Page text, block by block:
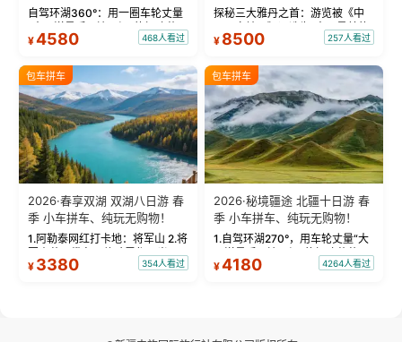
物！
自驾环湖360°：用一圈车轮丈量
“大西洋最后一滴眼泪”的极致蔚
蓝。 赛湖旅拍：甄选多款风格服
绝美瞬间。 赛湖坦克300跟车视
频：专业摄影师...
¥4580 468人看过
探秘三大雅丹之首：游览被《中
国国家地理》评选为“中国最美的
三大雅丹”第一名的克拉玛依魔鬼
瓦人最大村落——禾木村，欣赏
晨雾与小木...
¥ 8500 257人看过
包车拼车
2026·春享双湖 双湖八日游 春
季 小车拼车、纯玩无购物！
1.阿勒泰网红打卡地：将军山 2.将
军山落日缆车，体验雪都风光 3.
将军山，夕阳派对，蹦迪party 4.
¥ 3380 354人看过
包车拼车
2026·秘境疆途 北疆十日游 春
季 小车拼车、纯玩无购物！
1.自驾环湖270°，用车轮丈量“大
西洋最后一滴眼泪”的极致蔚蓝，
让雪山、花海与深邃湖水在转弯
¥4180 4264人看过